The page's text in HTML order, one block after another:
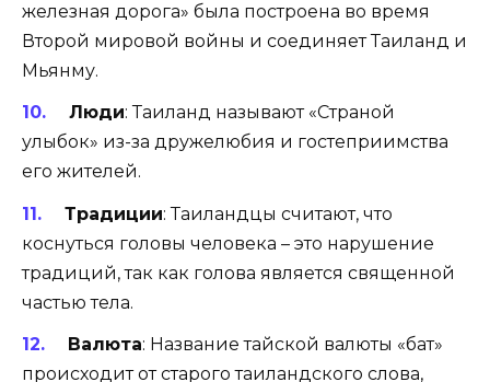
железная дорога» была построена во время
Второй мировой войны и соединяет Таиланд и
Мьянму.
Люди: Таиланд называют «Страной
улыбок» из-за дружелюбия и гостеприимства
его жителей.
Традиции: Таиландцы считают, что
коснуться головы человека – это нарушение
традиций, так как голова является священной
частью тела.
Валюта: Название тайской валюты «бат»
происходит от старого таиландского слова,